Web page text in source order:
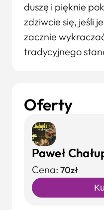
duszę i pięknie
zdziwcie się, jeśli
zacznie
tradycyjnego
Oferty
Paweł
Cena: 70zł